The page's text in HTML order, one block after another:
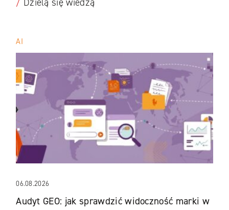
06.08.2026
Audyt GEO: jak sprawdzić widoczność marki w
AI